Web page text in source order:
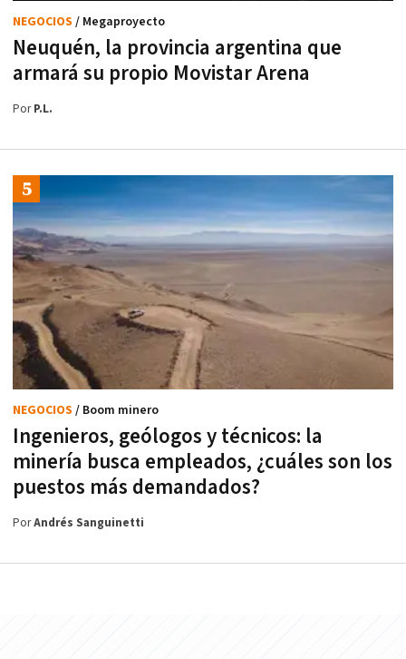
Neuquén, la provincia argentina que
armará su propio Movistar Arena
NEGOCIOS / Megaproyecto
PorP.L.
Ingenieros, geólogos y técnicos: la
minería busca empleados, ¿cuáles son los
puestos más demandados?
NEGOCIOS / Boom minero
PorAndrés Sanguinetti